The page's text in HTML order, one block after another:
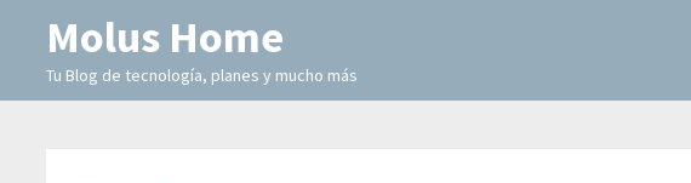
Molus Home
Tu Blog de tecnología, planes y mucho más